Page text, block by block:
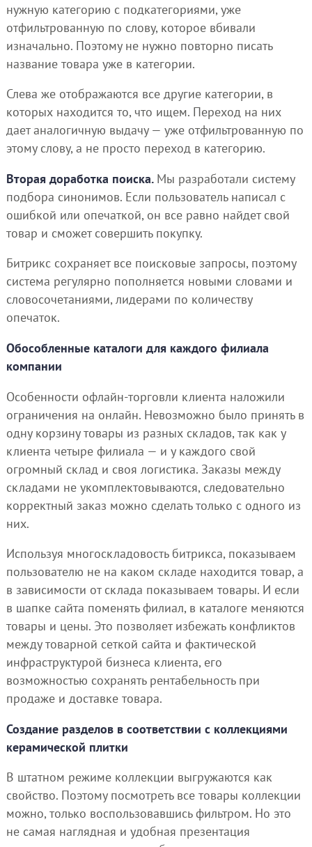
нужную категорию с подкатегориями, уже
отфильтрованную по слову, которое вбивали
изначально. Поэтому не нужно повторно писать
название товара уже в категории.
Слева же отображаются все другие категории, в
которых находится то, что ищем. Переход на них
дает аналогичную выдачу — уже отфильтрованную по
этому слову, а не просто переход в категорию.
Вторая доработка поиска. Мы разработали систему
подбора синонимов. Если пользователь написал с
ошибкой или опечаткой, он все равно найдет свой
товар и сможет совершить покупку.
Битрикс сохраняет все поисковые запросы, поэтому
система регулярно пополняется новыми словами и
словосочетаниями, лидерами по количеству
опечаток.
Обособленные каталоги для каждого филиала
компании
Особенности офлайн-торговли клиента наложили
ограничения на онлайн. Невозможно было принять в
одну корзину товары из разных складов, так как у
клиента четыре филиала — и у каждого свой
огромный склад и своя логистика. Заказы между
складами не укомплектовываются, следовательно
корректный заказ можно сделать только с одного из
них.
Используя многоскладовость битрикса, показываем
пользователю не на каком складе находится товар, а
в зависимости от склада показываем товары. И если
в шапке сайта поменять филиал, в каталоге меняются
товары и цены. Это позволяет избежать конфликтов
между товарной сеткой сайта и фактической
инфраструктурой бизнеса клиента, его
возможностью сохранять рентабельность при
продаже и доставке товара.
Создание разделов в соответствии с коллекциями
керамической плитки
В штатном режиме коллекции выгружаются как
свойство. Поэтому посмотреть все товары коллекции
можно, только воспользовавшись фильтром. Но это
не самая наглядная и удобная презентация